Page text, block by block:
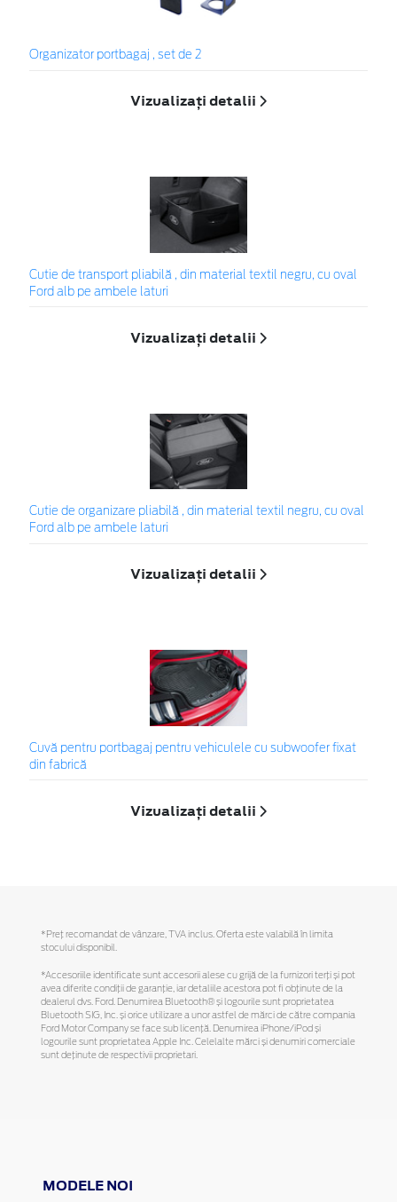
Organizator portbagaj , set de 2
Vizualizați detalii
Cutie de transport pliabilă , din material textil negru, cu oval
Ford alb pe ambele laturi
Vizualizați detalii
Cutie de organizare pliabilă , din material textil negru, cu oval
Ford alb pe ambele laturi
Vizualizați detalii
Cuvă pentru portbagaj pentru vehiculele cu subwoofer fixat
din fabrică
Vizualizați detalii
*Preţ recomandat de vânzare, TVA inclus. Oferta este valabilă în limita
stocului disponibil.
*Accesoriile identificate sunt accesorii alese cu grijă de la furnizori terți și pot
avea diferite condiții de garanție, iar detaliile acestora pot fi obținute de la
dealerul dvs. Ford. Denumirea Bluetooth® și logourile sunt proprietatea
Bluetooth SIG, Inc. și orice utilizare a unor astfel de mărci de către compania
Ford Motor Company se face sub licență. Denumirea iPhone/iPod și
logourile sunt proprietatea Apple Inc. Celelalte mărci și denumiri comerciale
sunt deținute de respectivii proprietari.
MODELE NOI